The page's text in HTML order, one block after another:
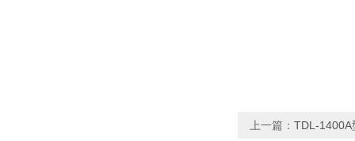
上一篇： TDL-1400A